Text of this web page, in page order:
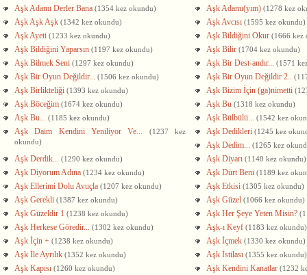
Aşk Adamı Derler Bana (1354 kez okundu) Aşk Adamı(yım) (1278 kez
Aşk Aşk Aşk (1342 kez okundu) Aşk Avcısı (1595 kez okundu)
Aşk Ayeti (1233 kez okundu) Aşk Bildiğini Okur (1666 kez
Aşk Bildiğini Yaparsın (1197 kez okundu) Aşk Bilir (1704 kez okundu)
Aşk Bilmek Seni (1297 kez okundu) Aşk Bir Dest-andır... (1571
Aşk Bir Oyun Değildir... (1506 kez okundu) Aşk Bir Oyun Değildir 2..
Aşk Birlikteliği (1393 kez okundu) Aşk Bizim İçin (ga)nimetti
Aşk Böceğim (1674 kez okundu) Aşk Bu (1318 kez okundu)
Aşk Bu... (1185 kez okundu) Aşk Bülbülü... (1542 kez
Aşk Daim Kendini Yeniliyor Ve...
(1237 kez
okundu)
Aşk Dedikleri (1245 kez
Aşk Dedim... (1265 kez
Aşk Derdik... (1290 kez okundu) Aşk Diyarı (1140 kez okundu)
Aşk Diyorum Adına (1234 kez okundu) Aşk Dürt Beni (1189 kez
Aşk Ellerimi Dolu Avuçla (1207 kez okundu) Aşk Etkisi (1305 kez okundu)
Aşk Gerekli (1387 kez okundu) Aşk Güzel (1066 kez okundu)
Aşk Güzeldir 1 (1238 kez okundu) Aşk Her Şeye Yeten Misin?
Aşk Herkese Göredir... (1302 kez okundu) Aşk-ı Keyf (1183 kez okundu)
Aşk İçin + (1238 kez okundu) Aşk İçmek (1330 kez okundu)
Aşk İle Ayrılık (1352 kez okundu) Aşk İstilası (1355 kez okundu)
Aşk Kapısı (1260 kez okundu) Aşk Kendini Kanatlar (1232